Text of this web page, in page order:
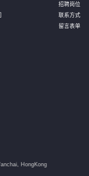
招聘岗位
联系方式
留言表单
HongKong